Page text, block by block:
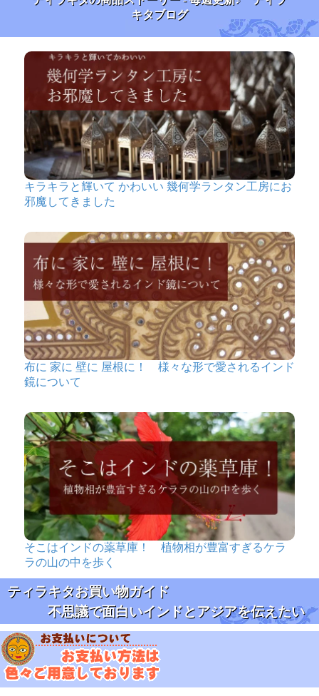
キタブログ
キラキラと輝いて かわいい 幾何学ランタン工房にお
邪魔してきました
布に 家に 壁に 屋根に！ 様々な形で愛されるインド
鏡について
そこはインドの薬草庫！ 植物相が豊富すぎるケラ
ラの山の中を歩く
ティラキタお買い物ガイド
不思議で面白いインドとアジアを伝えたい